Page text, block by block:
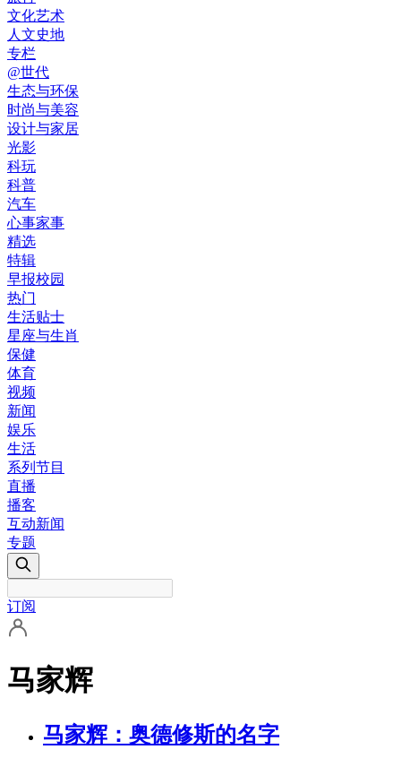
文化艺术
人文史地
专栏
@世代
生态与环保
时尚与美容
设计与家居
光影
科玩
科普
汽车
心事家事
精选
特辑
早报校园
热门
生活贴士
星座与生肖
保健
体育
视频
新闻
娱乐
生活
系列节目
直播
播客
互动新闻
专题
订阅
马家辉
马家辉：奥德修斯的名字